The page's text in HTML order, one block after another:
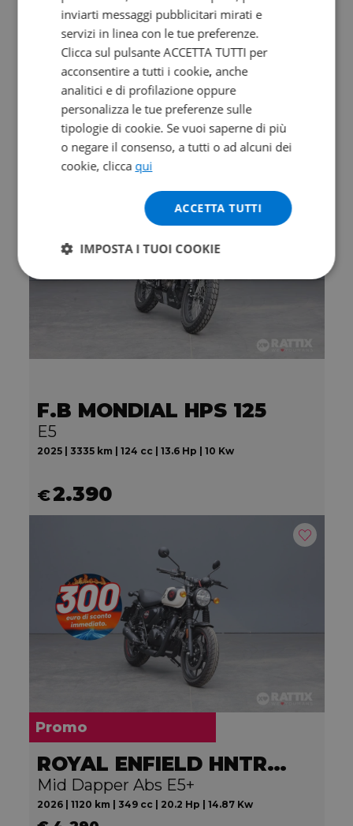
Valore futuro garantito
MORBIDELLI T 352 X
Abs
0 km | 349 cc | 41.5 Hp | 30.5 Kw
4.790 €94/mese
F.B MONDIAL HPS 125
E5
2025 | 3335 km | 124 cc | 13.6 Hp | 10 Kw
€2.390
Promo
ROYAL ENFIELD HNTR 350
Mid Dapper Abs E5+
2026 | 1120 km | 349 cc | 20.2 Hp | 14.87 Kw
inviarti messaggi pubblicitari mirati e
servizi in linea con le tue preferenze.
Clicca sul pulsante ACCETTA TUTTI per
acconsentire a tutti i cookie, anche
analitici e di profilazione oppure
personalizza le tue preferenze sulle
tipologie di cookie. Se vuoi saperne di più
o negare il consenso, a tutti o ad alcuni dei
cookie, clicca qui
ACCETTA TUTTI
IMPOSTA I TUOI COOKIE